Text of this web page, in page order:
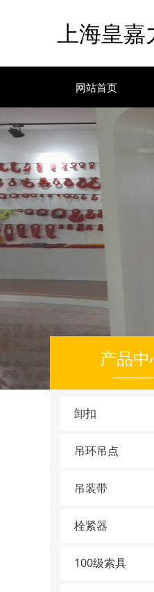
上海皇嘉
网站首页
产品
卸扣
吊环吊点
吊装带
栓紧器
100级索具